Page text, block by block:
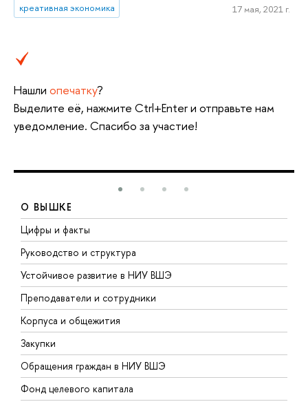
креативная экономика 17 мая, 2021 г.
Нашли опечатку?
Выделите её, нажмите Ctrl+Enter и отправьте нам
уведомление. Спасибо за участие!
О ВЫШКЕ
Цифры и факты
Руководство и структура
Устойчивое развитие в НИУ ВШЭ
Преподаватели и сотрудники
Корпуса и общежития
Закупки
Обращения граждан в НИУ ВШЭ
Фонд целевого капитала